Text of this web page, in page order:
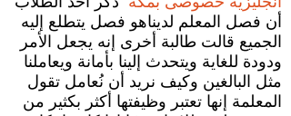
أن فصل المعلم لديناهو فصل يتطلع إليه
الجميع قالت طالبة أخرى إنه يجعل الأمر
ودودة للغاية ويتحدث إلينا بأمانة ويعاملنا
مثل البالغين وكيف نريد أن نُعامل تقول
المعلمة إنها تعتبر وظيفتها أكثر بكثير من